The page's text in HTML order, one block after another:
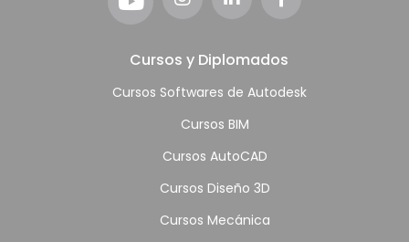
Cursos y Diplomados
Cursos Softwares de Autodesk
Cursos BIM
Cursos AutoCAD
Cursos Diseño 3D
Cursos Mecánica